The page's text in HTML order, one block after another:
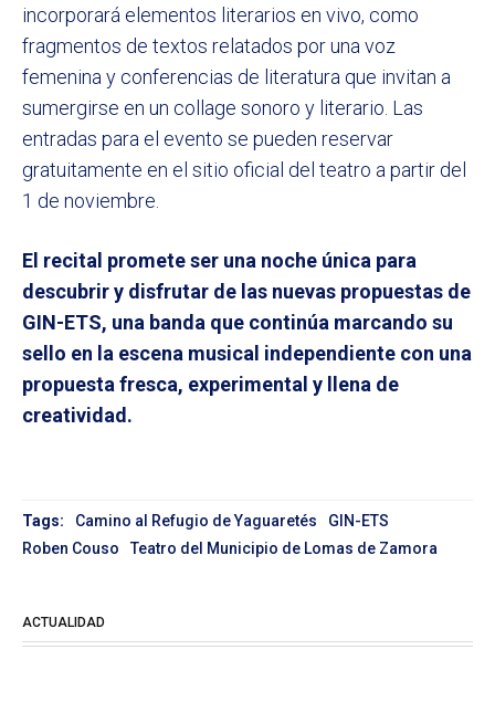
incorporará elementos literarios en vivo, como
fragmentos de textos relatados por una voz
femenina y conferencias de literatura que invitan a
sumergirse en un collage sonoro y literario. Las
entradas para el evento se pueden reservar
gratuitamente en el sitio oficial del teatro a partir del
1 de noviembre.
El recital promete ser una noche única para
descubrir y disfrutar de las nuevas propuestas de
GIN-ETS, una banda que continúa marcando su
sello en la escena musical independiente con una
propuesta fresca, experimental y llena de
creatividad.
Tags: Camino al Refugio de Yaguaretés
GIN-ETS
Roben Couso
Teatro del Municipio de Lomas de Zamora
ACTUALIDAD